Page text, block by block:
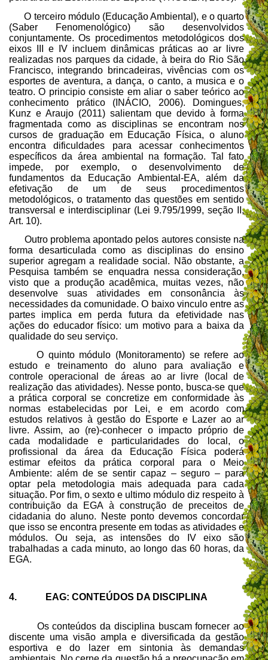
O terceiro módulo (Educação Ambiental), e o quarto
(Saber Fenomenológico) são desenvolvidos
conjuntamente. Os procedimentos metodológicos dos
eixos III e IV incluem dinâmicas práticas ao ar livre
realizadas nos parques da cidade, à beira do Rio São
Francisco, integrando brincadeiras, vivências com os
esportes de aventura, a dança, o canto, a musica e o
teatro. O principio consiste em aliar o saber teórico ao
conhecimento prático (INÁCIO, 2006). Domingues,
Kunz e Araujo (2011) salientam que devido à forma
fragmentada como as disciplinas se encontram nos
cursos de graduação em Educação Física, o aluno
encontra dificuldades para acessar conhecimentos
específicos da área ambiental na formação. Tal fato
impede, por exemplo, o desenvolvimento de
fundamentos da Educação Ambiental-EA, além da
efetivação de um de seus procedimentos
metodológicos, o tratamento das questões em sentido
transversal e interdisciplinar (Lei 9.795/1999, seção II,
Art. 10).
Outro problema apontado pelos autores consiste na
forma desarticulada como as disciplinas do ensino
superior agregam a realidade social. Não obstante, a
Pesquisa também se enquadra nessa consideração,
visto que a produção acadêmica, muitas vezes, não
desenvolve suas atividades em consonância às
necessidades da comunidade. O baixo vinculo entre as
partes implica em perda futura da efetividade nas
ações do educador físico: um motivo para a baixa da
qualidade do seu serviço.
O quinto módulo (Monitoramento) se refere ao
estudo e treinamento do aluno para avaliação e
controle operacional de áreas ao ar livre (local de
realização das atividades). Nesse ponto, busca-se que
a prática corporal se concretize em conformidade às
normas estabelecidas por Lei, e em acordo com
estudos relativos à gestão do Esporte e Lazer ao ar
livre. Assim, ao (re)-conhecer o impacto próprio de
cada modalidade e particularidades do local, o
profissional da área da Educação Física poderá
estimar efeitos da prática corporal para o Meio
Ambiente: além de se sentir capaz – seguro – para
optar pela metodologia mais adequada para cada
situação. Por fim, o sexto e ultimo módulo diz respeito à
contribuição da EGA à construção de preceitos de
cidadania do aluno. Neste ponto devemos concordar
que isso se encontra presente em todas as atividades e
módulos. Ou seja, as intensões do IV eixo são
trabalhadas a cada minuto, ao longo das 60 horas, da
EGA.
4. EAG: CONTEÚDOS DA DISCIPLINA
Os conteúdos da disciplina buscam fornecer ao
discente uma visão ampla e diversificada da gestão
esportiva e do lazer em sintonia às demandas